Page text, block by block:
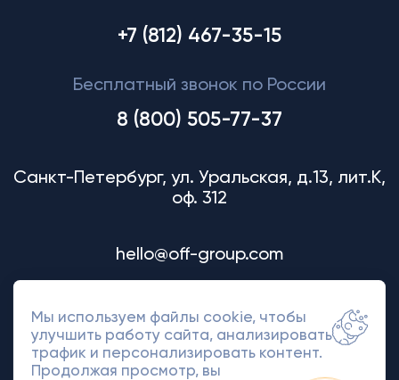
+7 (812) 467-35-15
Бесплатный звонок по России
8 (800) 505-77-37
Санкт-Петербург, ул. Уральская, д.13, лит.К,
оф. 312
hello@off-group.com
Мы используем файлы cookie, чтобы
улучшить работу сайта, анализировать
трафик и персонализировать контент.
Продолжая просмотр, вы